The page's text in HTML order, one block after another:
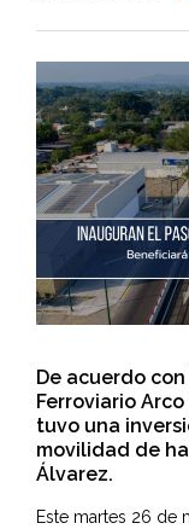
De acuerdo
Ferroviario Arco
tuvo una
movilidad de
Álvarez.
Este martes 26 de